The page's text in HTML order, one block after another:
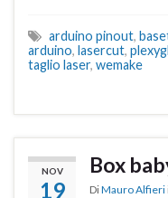
arduino pinout,
arduino, lasercut,
taglio laser, wemake
NOV
19
Box
DiMauro Alfieri